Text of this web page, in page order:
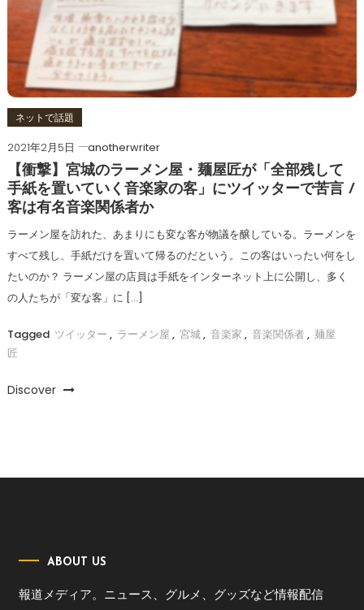
ネットで話題
2021年2月5日
anotherwriter
【衝撃】宮城のラーメン屋・麺屋匠が「全部残して
手紙を置いていく音楽家の客」にツイッターで苦言 /
客は有名音楽関係者か
ラーメン屋を訪れた、あまりにも変な客が物議を醸している。ラーメンを
すべて残し、手紙だけを置いて帰るのだという。この客はいったい何をし
たいのか？ ラーメン屋の店員は手紙をインターネット上に公開し、多く
の人たちが「変な客」に […]
Tagged ツイッター , ラーメン屋 , 宮城, 音楽家 , 音楽関係者 , 麺屋
匠
Discover
ABOUT US
報道メディア。ニュース、グルメ、グッズなど情報配信